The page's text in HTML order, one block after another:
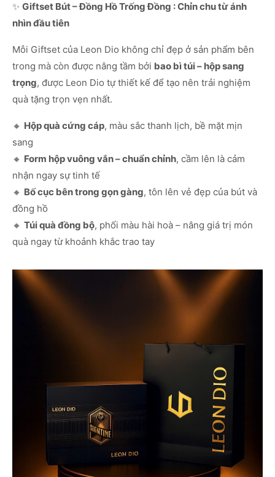
✨ Giftset Bút – Đồng Hồ Trống Đồng : Chỉn chu từ ánh
nhìn đầu tiên
Mỗi Giftset của Leon Dio không chỉ đẹp ở sản phẩm bên
trong mà còn được nâng tầm bởi bao bì túi – hộp sang
trọng, được Leon Dio tự thiết kế để tạo nên trải nghiệm
quà tặng trọn vẹn nhất.
🔸 Hộp quà cứng cáp, màu sắc thanh lịch, bề mặt mịn
sang
🔸 Form hộp vuông vắn – chuẩn chỉnh, cầm lên là cảm
nhận ngay sự tinh tế
🔸 Bố cục bên trong gọn gàng, tôn lên vẻ đẹp của bút và
đồng hồ
🔸 Túi quà đồng bộ, phối màu hài hoà – nâng giá trị món
quà ngay từ khoảnh khắc trao tay